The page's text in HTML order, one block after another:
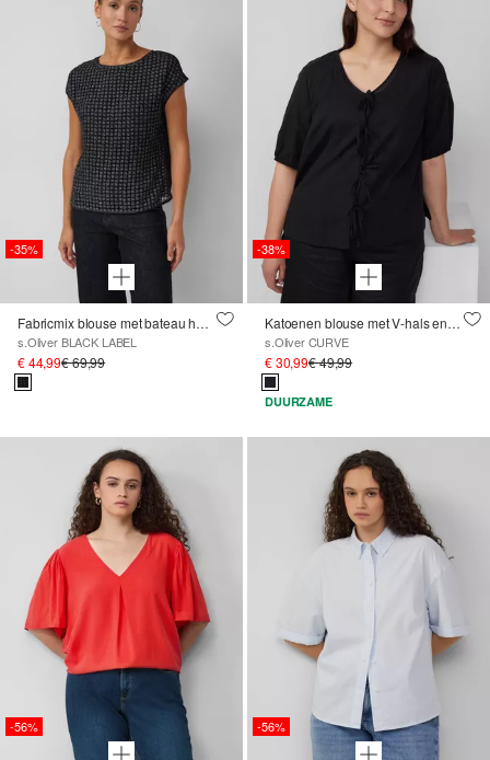
-35%
Fabricmix blouse met bateau halslijn en glittergaren
s.Oliver BLACK LABEL
€ 44,99€ 69,99
-38%
Katoenen blouse met V-hals en pofmouwen
s.Oliver CURVE
€ 30,99€ 49,99
DUURZAME
-56% -56%